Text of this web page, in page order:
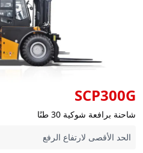
SCP300G
شاحنة برافعة شوكية 30 طنًا
الحد الأقصى لارتفاع الرفع